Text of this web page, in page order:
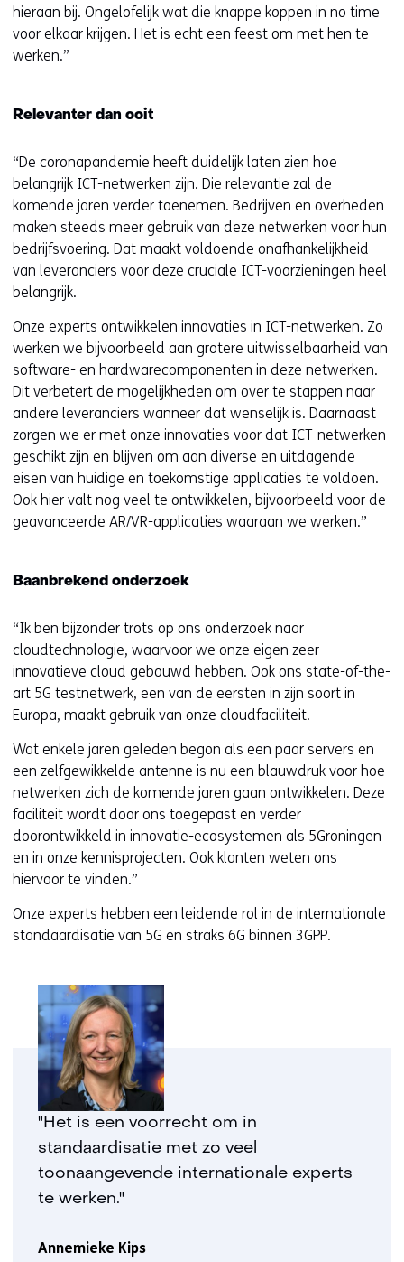
hieraan bij. Ongelofelijk wat die knappe koppen in no time
voor elkaar krijgen. Het is echt een feest om met hen te
werken.”
Relevanter dan ooit
“De coronapandemie heeft duidelijk laten zien hoe
belangrijk ICT-netwerken zijn. Die relevantie zal de
komende jaren verder toenemen. Bedrijven en overheden
maken steeds meer gebruik van deze netwerken voor hun
bedrijfsvoering. Dat maakt voldoende onafhankelijkheid
van leveranciers voor deze cruciale ICT-voorzieningen heel
belangrijk.
Onze experts ontwikkelen innovaties in ICT-netwerken. Zo
werken we bijvoorbeeld aan grotere uitwisselbaarheid van
software- en hardwarecomponenten in deze netwerken.
Dit verbetert de mogelijkheden om over te stappen naar
andere leveranciers wanneer dat wenselijk is. Daarnaast
zorgen we er met onze innovaties voor dat ICT-netwerken
geschikt zijn en blijven om aan diverse en uitdagende
eisen van huidige en toekomstige applicaties te voldoen.
Ook hier valt nog veel te ontwikkelen, bijvoorbeeld voor de
geavanceerde AR/VR-applicaties waaraan we werken.”
Baanbrekend onderzoek
“Ik ben bijzonder trots op ons onderzoek naar
cloudtechnologie, waarvoor we onze eigen zeer
innovatieve cloud gebouwd hebben. Ook ons state-of-the-
art 5G testnetwerk, een van de eersten in zijn soort in
Europa, maakt gebruik van onze cloudfaciliteit.
Wat enkele jaren geleden begon als een paar servers en
een zelfgewikkelde antenne is nu een blauwdruk voor hoe
netwerken zich de komende jaren gaan ontwikkelen. Deze
faciliteit wordt door ons toegepast en verder
doorontwikkeld in innovatie-ecosystemen als 5Groningen
en in onze kennisprojecten. Ook klanten weten ons
hiervoor te vinden.”
Onze experts hebben een leidende rol in de internationale
standaardisatie van 5G en straks 6G binnen 3GPP.
"Het is een voorrecht om in
standaardisatie met zo veel
toonaangevende internationale experts
te werken."
Annemieke Kips